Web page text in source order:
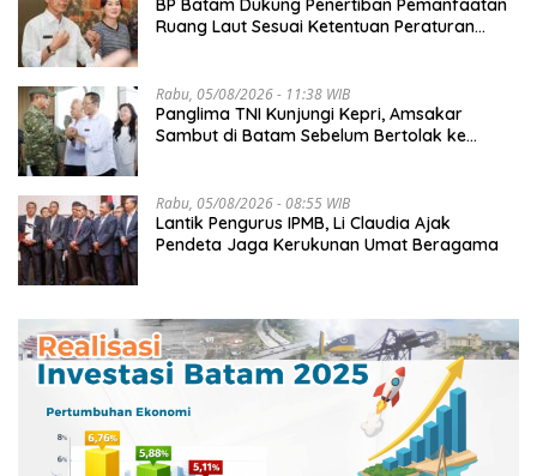
Ruang Laut Sesuai Ketentuan Peraturan
Rabu, 05/08/2026 - 11:38 WIB
Panglima TNI Kunjungi Kepri, Amsakar
Sambut di Batam Sebelum Bertolak ke
Rabu, 05/08/2026 - 08:55 WIB
Lantik Pengurus IPMB, Li Claudia Ajak
Pendeta Jaga Kerukunan Umat Beragama